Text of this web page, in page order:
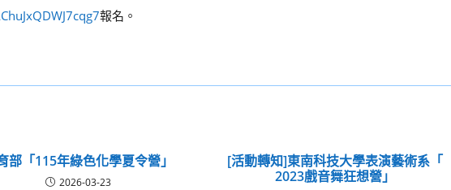
報名。
部「115年綠色化學夏令營」
2026-03-23
[活動轉知]東南科技大學表演藝術系「
2023戲音舞狂想營」